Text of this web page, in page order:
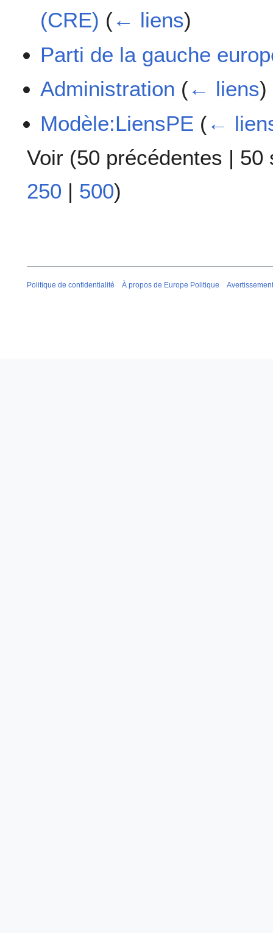
(CRE) (← liens)
Parti de la gauche
Administration (← liens)
Modèle:LiensPE (←
Voir (50 précédentes | 50
250 | 500)
Politique de confidentialité À propos de Europe Politique